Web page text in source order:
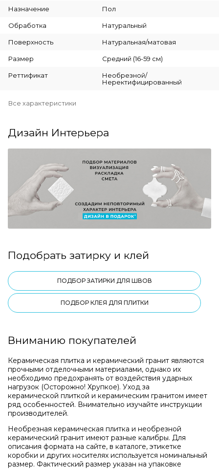
Назначение Пол
Обработка Натуральный
Поверхность Натуральная/матовая
Размер Средний (16-59 см)
Реттификат
Необрезной/
Неректифицированный
Все характеристики
Дизайн Интерьера
Подобрать затирку и клей
ПОДБОР ЗАТИРКИ ДЛЯ ШВОВ
ПОДБОР КЛЕЯ ДЛЯ ПЛИТКИ
Вниманию покупателей
Керамическая плитка и керамический гранит являются
прочными отделочными материалами, однако их
необходимо предохранять от воздействия ударных
нагрузок (Осторожно! Хрупкое). Уход за
керамической плиткой и керамическим гранитом имеет
ряд особенностей. Внимательно изучайте инструкции
производителей.
Необрезная керамическая плитка и необрезной
керамический гранит имеют разные калибры. Для
описания формата на сайте, в каталоге, этикетке
коробки и других носителях используется номинальный
размер. Фактический размер указан на упаковке